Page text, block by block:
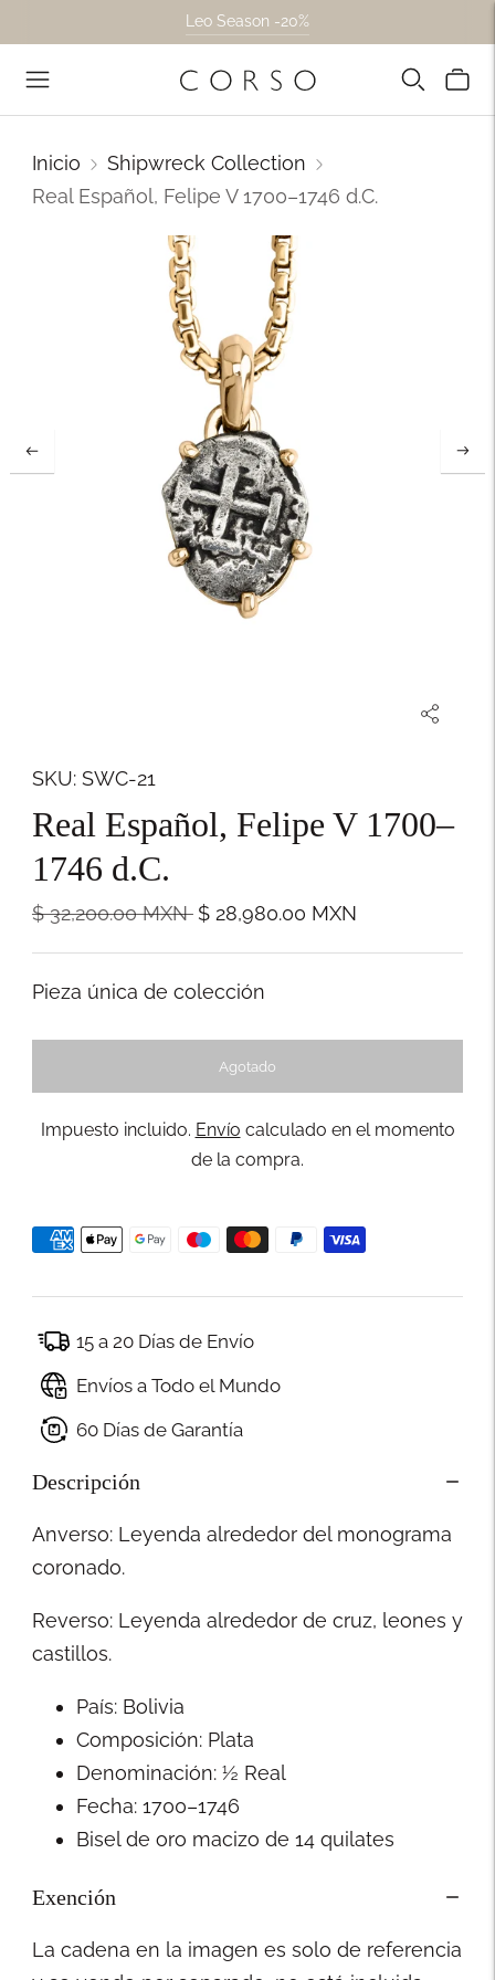
Leo Season -20%
Inicio
Shipwreck Collection
Real Español, Felipe V 1700–1746 d.C.
SKU: SWC-21
Real Español, Felipe V 1700–
1746 d.C.
$ 32,200.00MXNPrecio
$ 28,980.00 MXN
Stock
Pieza única de colección
Agotado
Impuesto incluido. Envío calculado en el momento
de la compra.
15 a 20 Días de Envío
Envíos a Todo el Mundo
60 Días de Garantía
Descripción
Anverso: Leyenda alrededor del monograma
coronado.
Reverso: Leyenda alrededor de cruz, leones y
castillos.
País: Bolivia
Composición: Plata
Denominación: ½ Real
Fecha: 1700–1746
Bisel de oro macizo de 14 quilates
Exención
La cadena en la imagen es solo de referencia